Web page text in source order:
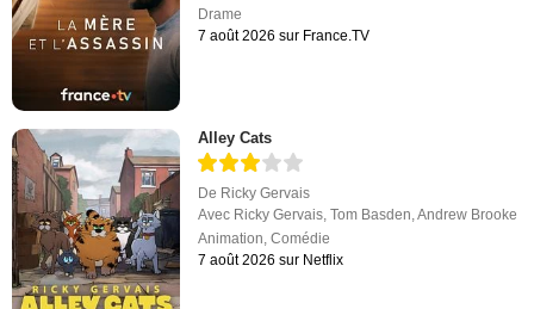
Drame
7 août 2026 sur France.TV
Alley Cats
De Ricky Gervais
Avec Ricky Gervais,Tom Basden,Andrew Brooke
Animation,Comédie
7 août 2026 sur Netflix